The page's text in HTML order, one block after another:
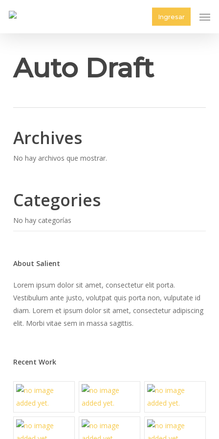
Ingresar
Auto Draft
Archives
No hay archivos que mostrar.
Categories
No hay categorías
About Salient
Lorem ipsum dolor sit amet, consectetur elit porta.
Vestibulum ante justo, volutpat quis porta non, vulputate id
diam. Lorem et ipsum dolor sit amet, consectetur adipiscing
elit. Morbi vitae sem in massa sagittis.
Recent Work